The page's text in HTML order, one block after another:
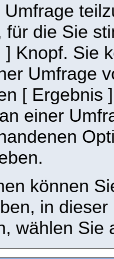
für die Sie
] Knopf. Sie
Umfrage
[ Ergebnis
einer
können
in
wählen Sie